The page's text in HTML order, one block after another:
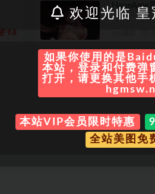
9.8
HaneAme
欢迎光临 皇
如果你使用的是
本站，登录和付费弹
打开，请更换其他手
本站VIP会员限时特惠
全站美图免